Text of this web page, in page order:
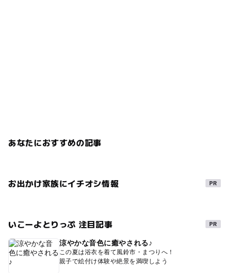
あなたにおすすめの記事
お出かけ家族にイチオシ情報
いこーよとりっぷ 注目記事
涼やかな音色に癒やされる♪
この夏は浴衣を着て風鈴市・まつりへ！
親子で絵付け体験や絶景を満喫しよう